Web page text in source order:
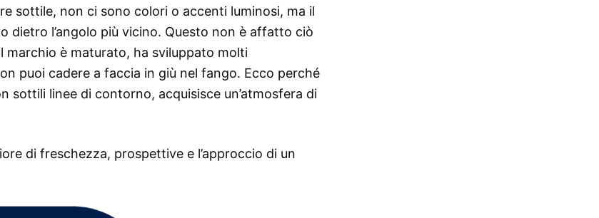
sottile, non ci sono colori o accenti luminosi, ma il
dietro l’angolo più vicino. Questo non è affatto ciò
marchio è maturato, ha sviluppato molti
puoi cadere a faccia in giù nel fango. Ecco perché
sottili linee di contorno, acquisisce un’atmosfera di
di freschezza, prospettive e l’approccio di un